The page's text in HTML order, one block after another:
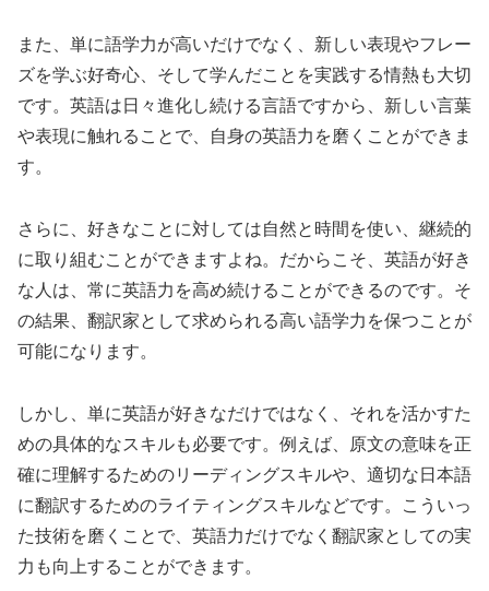
また、単に語学力が高いだけでなく、新しい表現やフレー
ズを学ぶ好奇心、そして学んだことを実践する情熱も大切
です。英語は日々進化し続ける言語ですから、新しい言葉
や表現に触れることで、自身の英語力を磨くことができま
す。
さらに、好きなことに対しては自然と時間を使い、継続的
に取り組むことができますよね。だからこそ、英語が好き
な人は、常に英語力を高め続けることができるのです。そ
の結果、翻訳家として求められる高い語学力を保つことが
可能になります。
しかし、単に英語が好きなだけではなく、それを活かすた
めの具体的なスキルも必要です。例えば、原文の意味を正
確に理解するためのリーディングスキルや、適切な日本語
に翻訳するためのライティングスキルなどです。こういっ
た技術を磨くことで、英語力だけでなく翻訳家としての実
力も向上することができます。